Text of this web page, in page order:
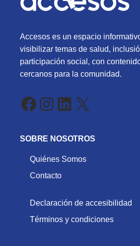
Accesos es un espacio
visibilizar temas de salud,
participación social, con
cercanos para la comunidad.
Facebook
Instagram
LinkedIn
X
SOBRE NOSOTROS
Quiénes Somos
Contacto
Declaración de accesibilidad
Términos y condiciones